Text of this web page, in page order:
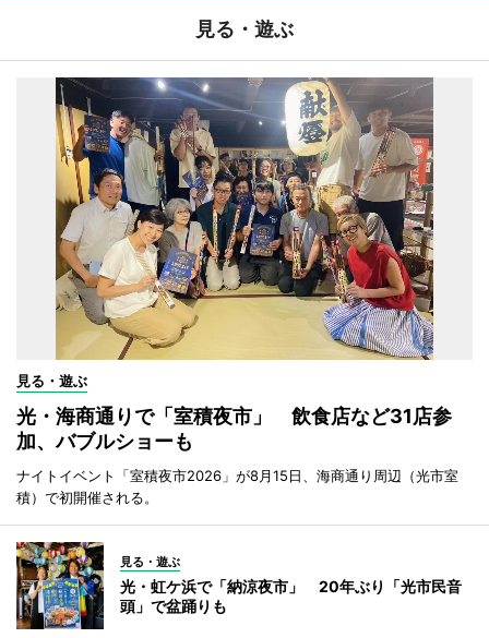
見る・遊ぶ
見る・遊ぶ
光・海商通りで「室積夜市」 飲食店など31店参
加、バブルショーも
ナイトイベント「室積夜市2026」が8月15日、海商通り周辺（光市室
積）で初開催される。
見る・遊ぶ
光・虹ケ浜で「納涼夜市」 20年ぶり「光市民音
頭」で盆踊りも